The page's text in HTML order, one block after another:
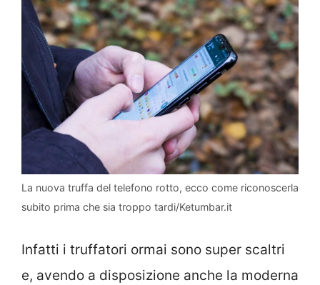
La nuova truffa del telefono rotto, ecco come riconoscerla
subito prima che sia troppo tardi/Ketumbar.it
Infatti i truffatori ormai sono super scaltri
e, avendo a disposizione anche la moderna